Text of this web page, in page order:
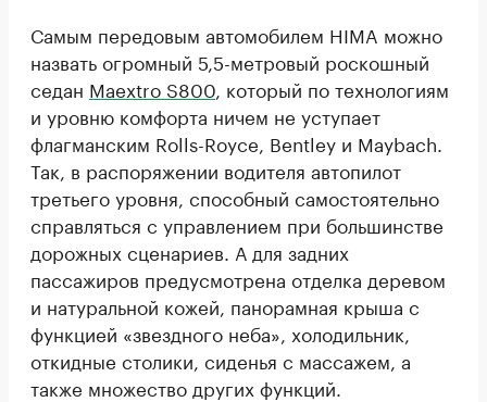
Самым передовым автомобилем HIMA можно
назвать огромный 5,5-метровый роскошный
седан Maextro S800 , который по технологиям
и уровню комфорта ничем не уступает
флагманским Rolls-Royce, Bentley и Maybach.
Так, в распоряжении водителя автопилот
третьего уровня, способный самостоятельно
справляться с управлением при большинстве
дорожных сценариев. А для задних
пассажиров предусмотрена отделка деревом
и натуральной кожей, панорамная крыша с
функцией «звездного неба», холодильник,
откидные столики, сиденья с массажем, а
также множество других функций.